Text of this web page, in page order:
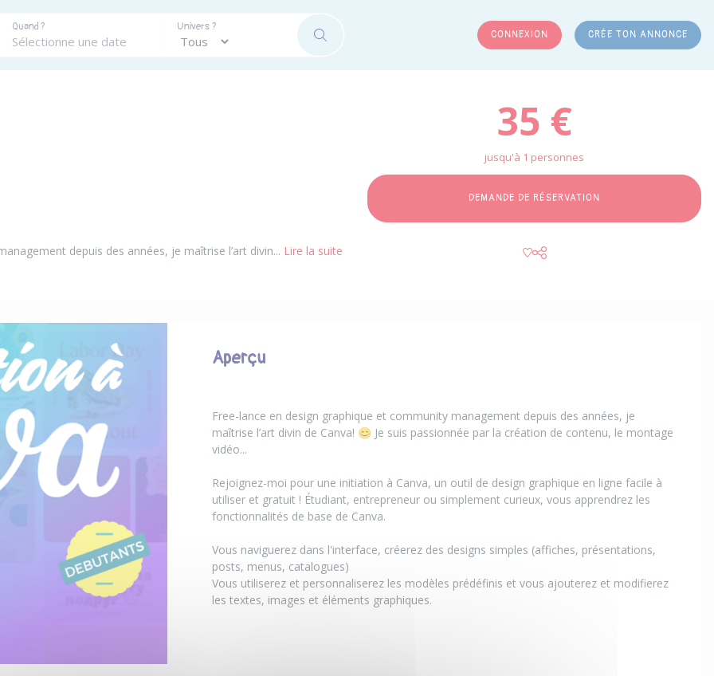
Quand ? Univers ?
RECHERCHER CONNEXION CRÉE TON ANNONCE
depuis des années, je maîtrise l’art divin... Lire la suite
35 €
jusqu'à 1 personnes
DEMANDE DE RÉSERVATION
Aperçu
Free-lance en design graphique et community management depuis des années, je
maîtrise l’art divin de Canva! 😊 Je suis passionnée par la création de contenu, le montage
vidéo...
Rejoignez-moi pour une initiation à Canva, un outil de design graphique en ligne facile à
utiliser et gratuit ! Étudiant, entrepreneur ou simplement curieux, vous apprendrez les
fonctionnalités de base de Canva.
Vous naviguerez dans l'interface, créerez des designs simples (affiches, présentations,
posts, menus, catalogues)
Vous utiliserez et personnaliserez les modèles prédéfinis et vous ajouterez et modifierez